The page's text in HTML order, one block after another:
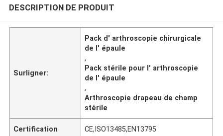
DESCRIPTION DE PRODUIT
Surligner:
Pack d' arthroscopie chirurgicale
de l' épaule
,
Pack stérile pour l' arthroscopie
de l' épaule
,
Arthroscopie drapeau de champ
stérile
Certification CE,ISO13485,EN13795